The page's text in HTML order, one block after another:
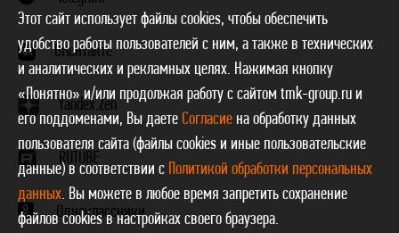
ВКонтакте
Yandex.Zen
RUTUBE
Одноклассники
Этот сайт использует файлы cookies, чтобы обеспечить
удобство работы пользователей с ним, а также в технических
и аналитических и рекламных целях. Нажимая кнопку
«Понятно» и/или продолжая работу с сайтом tmk-group.ru и
его поддоменами, Вы даете Согласие на обработку данных
пользователя сайта (файлы cookies и иные пользовательские
данные) в соответствии с Политикой обработки персональных
данных. Вы можете в любое время запретить сохранение
файлов cookies в настройках своего браузера.